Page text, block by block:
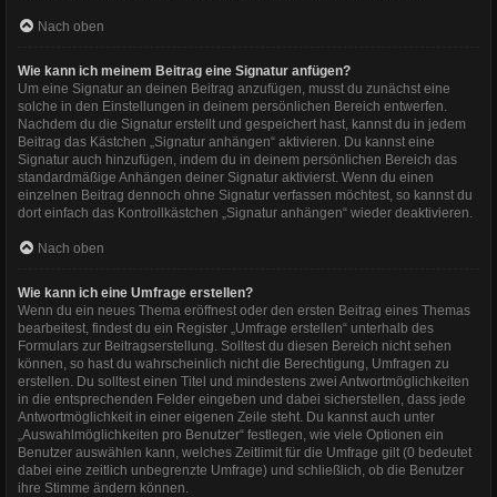
Nach oben
Wie kann ich meinem Beitrag eine Signatur anfügen?
Um eine Signatur an deinen Beitrag anzufügen, musst du zunächst eine
solche in den Einstellungen in deinem persönlichen Bereich entwerfen.
Nachdem du die Signatur erstellt und gespeichert hast, kannst du in jedem
Beitrag das Kästchen „Signatur anhängen“ aktivieren. Du kannst eine
Signatur auch hinzufügen, indem du in deinem persönlichen Bereich das
standardmäßige Anhängen deiner Signatur aktivierst. Wenn du einen
einzelnen Beitrag dennoch ohne Signatur verfassen möchtest, so kannst du
dort einfach das Kontrollkästchen „Signatur anhängen“ wieder deaktivieren.
Nach oben
Wie kann ich eine Umfrage erstellen?
Wenn du ein neues Thema eröffnest oder den ersten Beitrag eines Themas
bearbeitest, findest du ein Register „Umfrage erstellen“ unterhalb des
Formulars zur Beitragserstellung. Solltest du diesen Bereich nicht sehen
können, so hast du wahrscheinlich nicht die Berechtigung, Umfragen zu
erstellen. Du solltest einen Titel und mindestens zwei Antwortmöglichkeiten
in die entsprechenden Felder eingeben und dabei sicherstellen, dass jede
Antwortmöglichkeit in einer eigenen Zeile steht. Du kannst auch unter
„Auswahlmöglichkeiten pro Benutzer“ festlegen, wie viele Optionen ein
Benutzer auswählen kann, welches Zeitlimit für die Umfrage gilt (0 bedeutet
dabei eine zeitlich unbegrenzte Umfrage) und schließlich, ob die Benutzer
ihre Stimme ändern können.